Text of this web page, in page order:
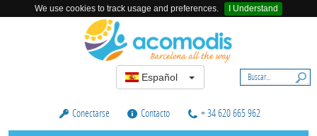
We use cookies to track usage and preferences. I Understand
Español
Conectarse Contacto + 34 620 665 962